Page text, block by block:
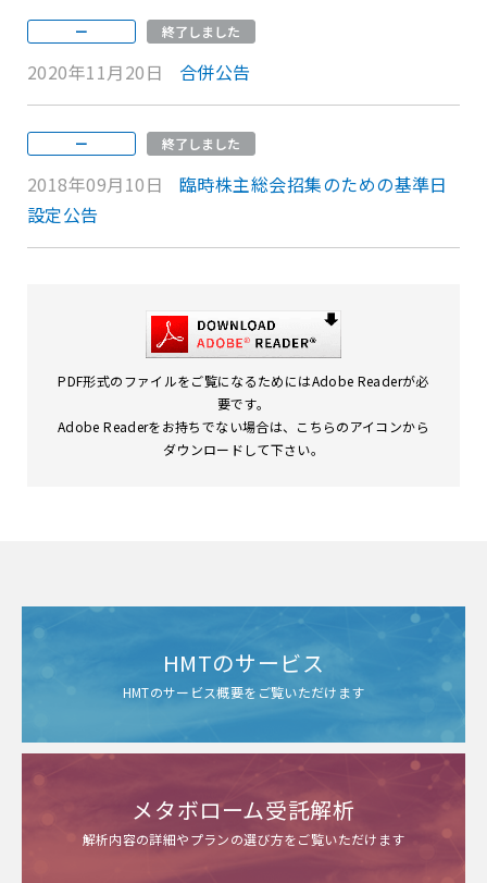
ー 終了しました
2020年11月20日 合併公告
ー 終了しました
2018年09月10日
臨時株主総会招集のための基準日
設定公告
PDF形式のファイルをご覧になるためにはAdobe Readerが必
要です。
Adobe Readerをお持ちでない場合は、こちらのアイコンから
ダウンロードして下さい。
HMTのサービス
HMTのサービス概要をご覧いただけます
メタボローム受託解析
解析内容の詳細やプランの選び方をご覧いただけます